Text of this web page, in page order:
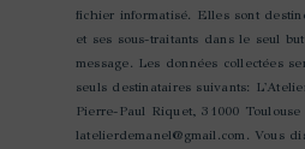
fichier informatisé. Elles sont
et ses sous-traitants dans le seul
message. Les données collectées
seuls destinataires suivants:
Pierre-Paul Riquet, 31000 Toulouse
latelierdemanel@gmail.com. Vous